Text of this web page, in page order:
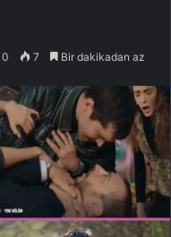
0 7 Bir dakikadan az